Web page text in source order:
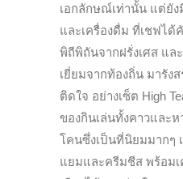
เอกลักษณ์เท่านั้น แต่ยัง
และเครื่องดื่ม ที่เชฟได้
พิถีพิถันจากฝรั่งเศส แ
เยี่ยมจากท้องถิ่น มารัง
ติดใจ อย่างเซ็ต High
ของกินเล่นทั้งคาวและ
โคนซึ่งเป็นที่นิยมมากๆ
แยมและครีมชีส พร้อม